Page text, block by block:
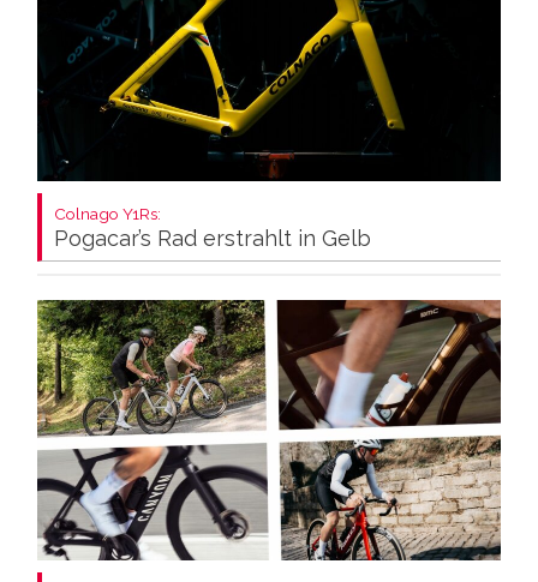
Colnago Y1Rs:
Pogacar’s Rad erstrahlt in Gelb